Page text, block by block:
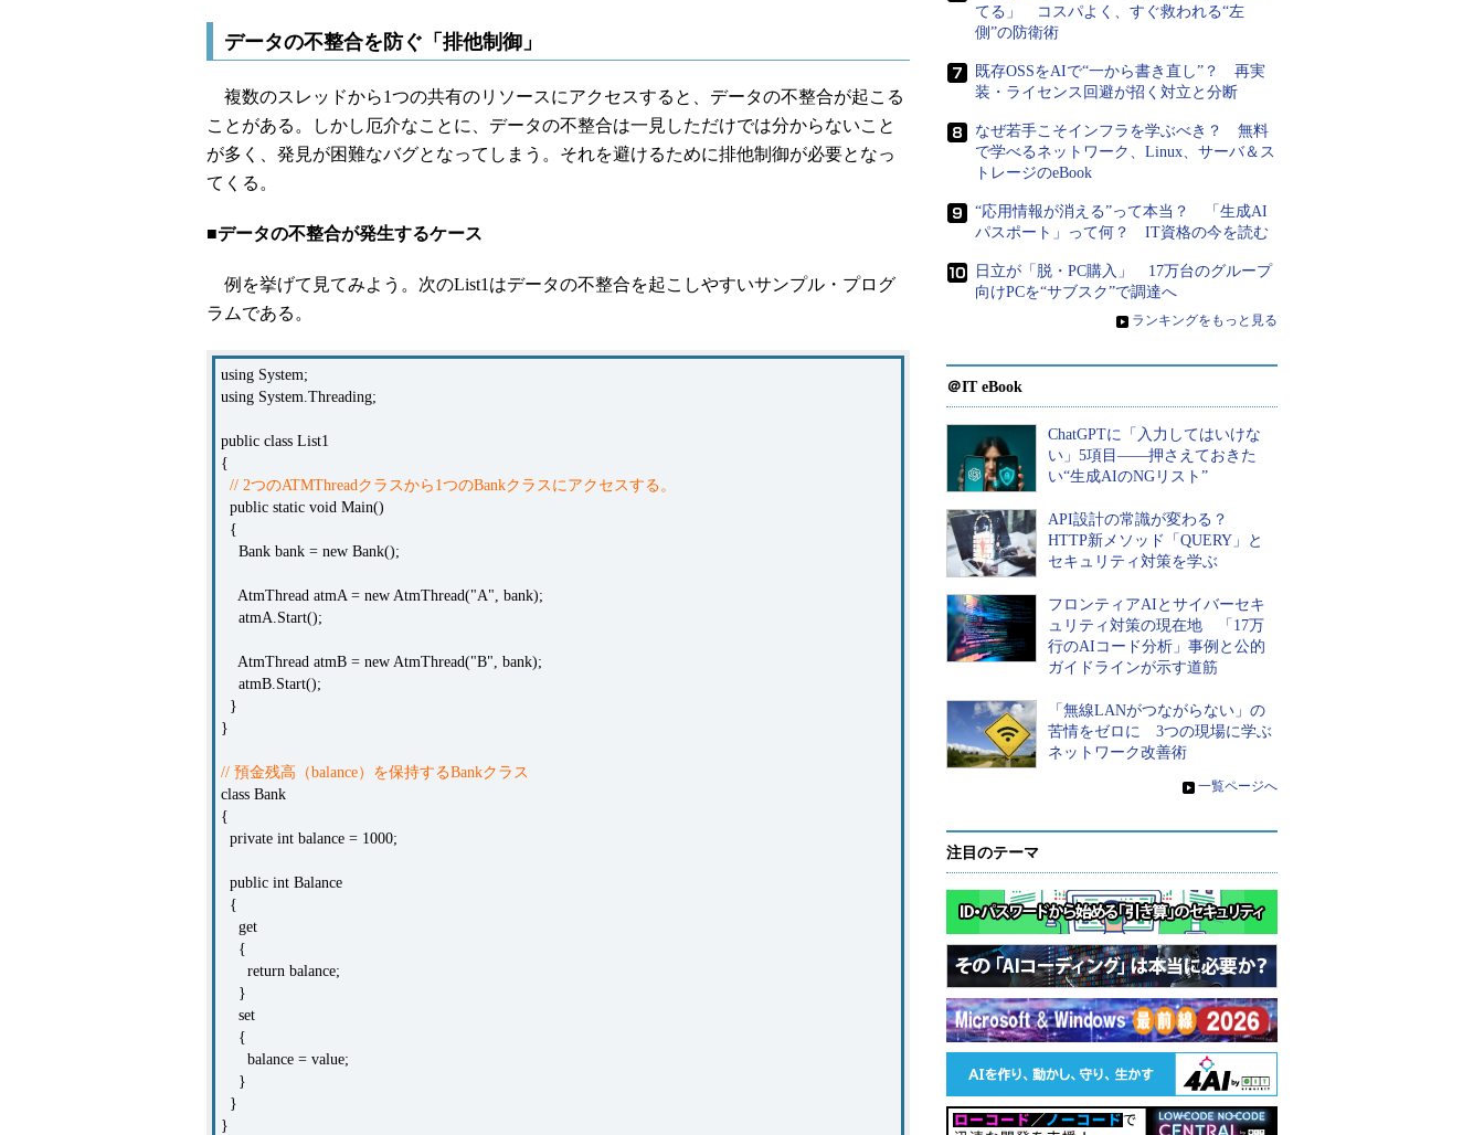
データの不整合を防ぐ「排他制御」
複数のスレッドから1つの共有のリソースにアクセスすると、データの不整合が起こる
ことがある。しかし厄介なことに、データの不整合は一見しただけでは分からないこと
が多く、発見が困難なバグとなってしまう。それを避けるために排他制御が必要となっ
てくる。
■データの不整合が発生するケース
例を挙げて見てみよう。次のList1はデータの不整合を起こしやすいサンプル・プログ
ラムである。
using System;
using System.Threading;
public class List1
{
// 2つのATMThreadクラスから1つのBankクラスにアクセスする。
public static void Main()
{
Bank bank = new Bank();
AtmThread atmA = new AtmThread("A", bank);
atmA.Start();
AtmThread atmB = new AtmThread("B", bank);
atmB.Start();
}
}
// 預金残高（balance）を保持するBankクラス
class Bank
{
private int balance = 1000;
public int Balance
{
get
{
return balance;
}
set
{
balance = value;
}
}
}
てる」 コスパよく、すぐ救われる“左
側”の防衛術
既存OSSをAIで“一から書き直し”？ 再実
装・ライセンス回避が招く対立と分断
なぜ若手こそインフラを学ぶべき？ 無料
で学べるネットワーク、Linux、サーバ＆ス
トレージのeBook
“応用情報が消える”って本当？ 「生成AI
パスポート」って何？ IT資格の今を読む
日立が「脱・PC購入」 17万台のグループ
向けPCを“サブスク”で調達へ
» ランキングをもっと見る
＠IT eBook
ChatGPTに「入力してはいけな
い」5項目――押さえておきた
い“生成AIのNGリスト”
API設計の常識が変わる？
HTTP新メソッド「QUERY」と
セキュリティ対策を学ぶ
フロンティアAIとサイバーセキ
ュリティ対策の現在地 「17万
行のAIコード分析」事例と公的
ガイドラインが示す道筋
「無線LANがつながらない」の
苦情をゼロに 3つの現場に学ぶ
ネットワーク改善術
» 一覧ページへ
注目のテーマ